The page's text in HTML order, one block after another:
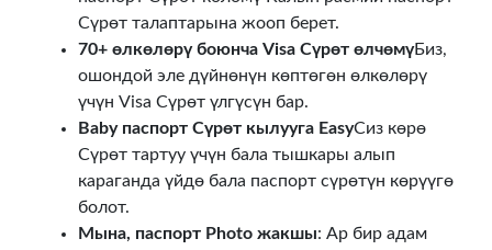
Сүрөт талаптарына жооп берет.
70+ өлкөлөрү боюнча Visa Сүрөт өлчөмүБиз,
ошондой эле дүйнөнүн көптөгөн өлкөлөрү
үчүн Visa Сүрөт үлгүсүн бар.
Baby паспорт Сүрөт кылууга EasyСиз көрө
Сүрөт тартуу үчүн бала тышкары алып
караганда үйдө бала паспорт сүрөтүн көрүүгө
болот.
Мына, паспорт Photo жакшы: Ар бир адам